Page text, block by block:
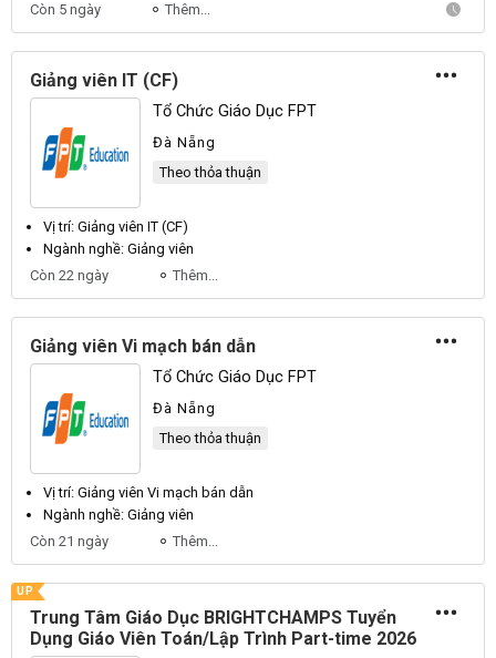
Còn 5 ngày
Thêm...
Giảng viên IT (CF)
Tổ Chức Giáo Dục FPT
Đà Nẵng
Theo thỏa thuận
Vị trí: Giảng viên IT (CF)
Ngành nghề: Giảng viên
Còn 22 ngày
Thêm...
Giảng viên Vi mạch bán dẫn
Tổ Chức Giáo Dục FPT
Đà Nẵng
Theo thỏa thuận
Vị trí: Giảng viên Vi mạch bán dẫn
Ngành nghề: Giảng viên
Còn 21 ngày
Thêm...
UP
Trung Tâm Giáo Dục BRIGHTCHAMPS Tuyển
Dụng Giáo Viên Toán/Lập Trình Part-time 2026